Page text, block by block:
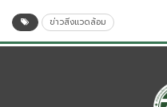
ข่าวสิ่งแวดล้อม